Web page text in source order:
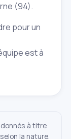
(94).
pour un
est à
à titre
la nature,